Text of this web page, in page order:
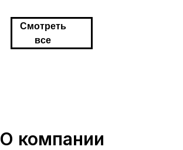
Смотреть
все
О компании